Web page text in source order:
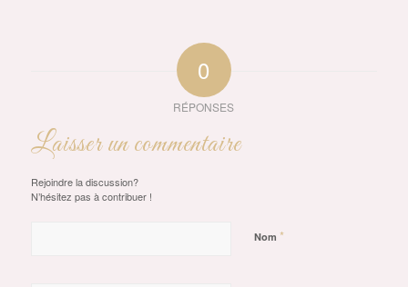
0
RÉPONSES
Laisser un commentaire
Rejoindre la discussion?
N’hésitez pas à contribuer !
Nom *